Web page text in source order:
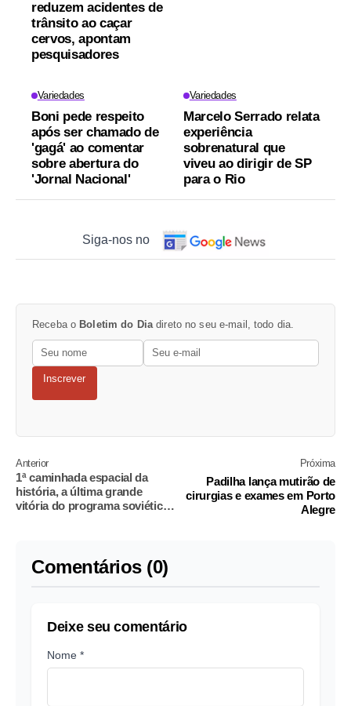
reduzem acidentes de
trânsito ao caçar
cervos, apontam
pesquisadores
Variedades
Boni pede respeito
após ser chamado de
'gagá' ao comentar
sobre abertura do
'Jornal Nacional'
Variedades
Marcelo Serrado relata
experiência
sobrenatural que
viveu ao dirigir de SP
para o Rio
Siga-nos no
Receba o Boletim do Diadireto no seu e-mail, todo dia.
Inscrever
Anterior
1ª caminhada espacial da
história, a última grande
vitória do programa soviético,
Próxima
Padilha lança mutirão de
cirurgias e exames em Porto
Alegre
Comentários (0)
Deixe seu comentário
Nome *